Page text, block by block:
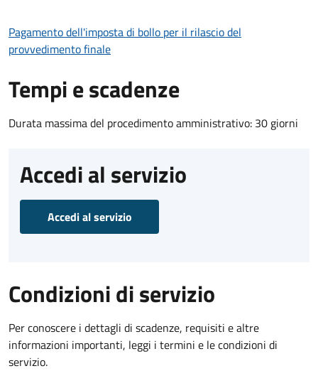
Pagamento dell'imposta di bollo per il rilascio del
provvedimento finale
Tempi e scadenze
Durata massima del procedimento amministrativo: 30 giorni
Accedi al servizio
Accedi al servizio
Condizioni di servizio
Per conoscere i dettagli di scadenze, requisiti e altre
informazioni importanti, leggi i termini e le condizioni di
servizio.